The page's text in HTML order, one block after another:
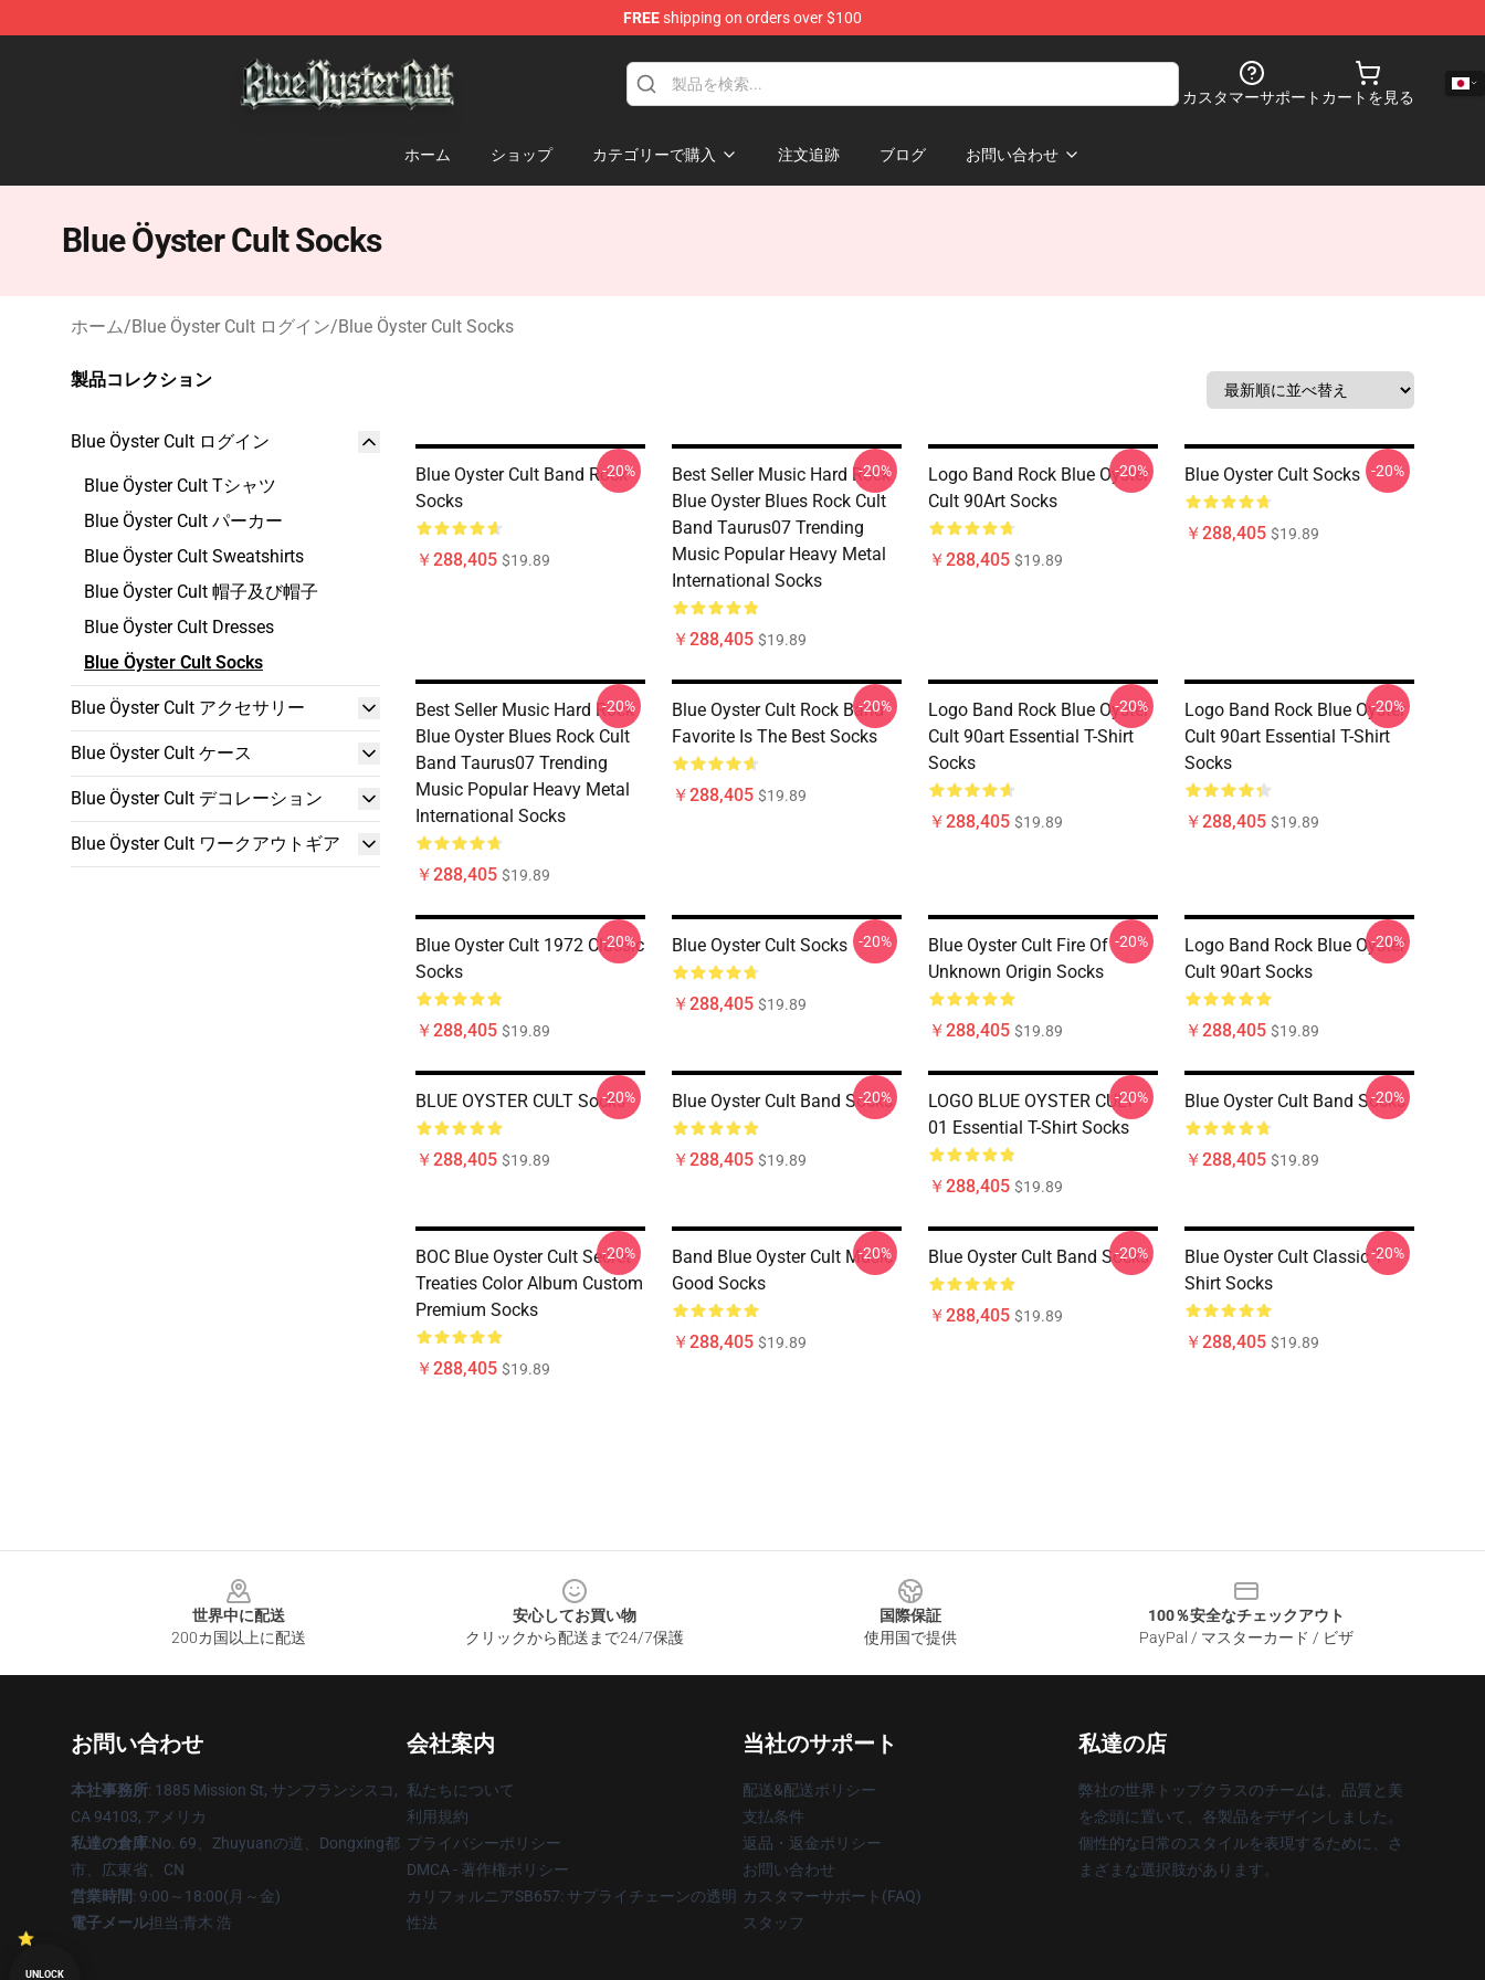
FREEshipping on orders over $100
カスタマーサポート カートを見る
ホーム ショップ カテゴリーで購入 注文追跡 ブログ お問い合わせ
Blue Öyster Cult Socks
ホーム/Blue Öyster Cult ログイン/Blue Öyster Cult Socks
製品コレクション
Blue Öyster Cult ログイン
Blue Öyster Cult Tシャツ
Blue Öyster Cult パーカー
Blue Öyster Cult Sweatshirts
Blue Öyster Cult 帽子及び帽子
Blue Öyster Cult Dresses
Blue Öyster Cult Socks
Blue Öyster Cult アクセサリー
Blue Öyster Cult ケース
Blue Öyster Cult デコレーション
Blue Öyster Cult ワークアウトギア
Blue Oyster Cult Band Rock
Socks
￥288,405 $19.89
-20%
Best Seller Music Hard Rock
Blue Oyster Blues Rock Cult
Band Taurus07 Trending
Music Popular Heavy Metal
International Socks
￥288,405 $19.89
-20%
Logo Band Rock Blue Oyster
Cult 90Art Socks
￥288,405 $19.89
-20% Blue Oyster Cult Socks
￥288,405 $19.89
-20%
Best Seller Music Hard Rock
Blue Oyster Blues Rock Cult
Band Taurus07 Trending
Music Popular Heavy Metal
International Socks
￥288,405 $19.89
-20%
Blue Oyster Cult Rock Band
Favorite Is The Best Socks
￥288,405 $19.89
-20%
Logo Band Rock Blue Oyster
Cult 90art Essential T-Shirt
Socks
￥288,405 $19.89
-20%
Logo Band Rock Blue Oyster
Cult 90art Essential T-Shirt
Socks
￥288,405 $19.89
-20%
Blue Oyster Cult 1972 Classic
Socks
￥288,405 $19.89
-20% Blue Oyster Cult Socks
￥288,405 $19.89
-20%
Blue Oyster Cult Fire Of
Unknown Origin Socks
￥288,405 $19.89
-20%
Logo Band Rock Blue Oyster
Cult 90art Socks
￥288,405 $19.89
-20%
BLUE OYSTER CULT Socks
￥288,405 $19.89
-20% Blue Oyster Cult Band Socks
￥288,405 $19.89
-20%
LOGO BLUE OYSTER CULT
01 Essential T-Shirt Socks
￥288,405 $19.89
-20% Blue Oyster Cult Band Socks
￥288,405 $19.89
-20%
BOC Blue Oyster Cult Secret
Treaties Color Album Custom
Premium Socks
￥288,405 $19.89
-20%
Band Blue Oyster Cult Music
Good Socks
￥288,405 $19.89
-20% Blue Oyster Cult Band Socks
￥288,405 $19.89
-20%
Blue Oyster Cult Classic T-
Shirt Socks
￥288,405 $19.89
-20%
世界中に配送
200カ国以上に配送
安心してお買い物
クリックから配送まで24/7保護
国際保証
使用国で提供
100％安全なチェックアウト
PayPal / マスターカード / ビザ
お問い合わせ
本社事務所: 1885 Mission St, サンフランシスコ,
CA 94103, アメリカ
私達の倉庫:No. 69、Zhuyuanの道、Dongxing都
市、広東省、CN
営業時間: 9:00～18:00(月～金)
電子メール担当:青木 浩
会社案内
私たちについて
利用規約
プライバシーポリシー
DMCA - 著作権ポリシー
カリフォルニアSB657: サプライチェーンの透明
性法
当社のサポート
配送&配送ポリシー
支払条件
返品・返金ポリシー
お問い合わせ
カスタマーサポート(FAQ)
スタッフ
私達の店
弊社の世界トップクラスのチームは、品質と美
を念頭に置いて、各製品をデザインしました。
個性的な日常のスタイルを表現するために、さ
まざまな選択肢があります。
UNLOCK